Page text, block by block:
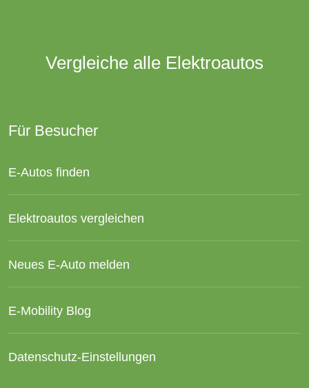
Vergleiche alle Elektroautos
Für Besucher
E-Autos finden
Elektroautos vergleichen
Neues E-Auto melden
E-Mobility Blog
Datenschutz-Einstellungen